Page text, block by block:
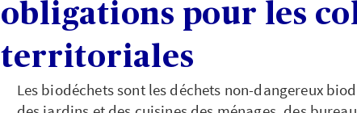
obligations pour les
territoriales
Les biodéchets sont les déchets non-dangereux